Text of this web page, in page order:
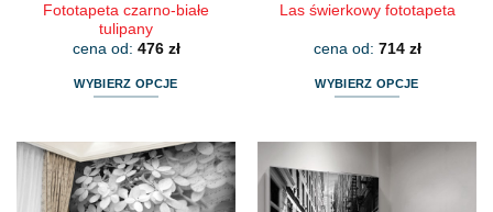
Fototapeta czarno-białe
tulipany
cena od: 476 zł
WYBIERZ OPCJE
ma
wiele
wariantów.
Las świerkowy fototapeta
cena od: 714 zł
WYBIERZ OPCJE
wiele
wariantów.